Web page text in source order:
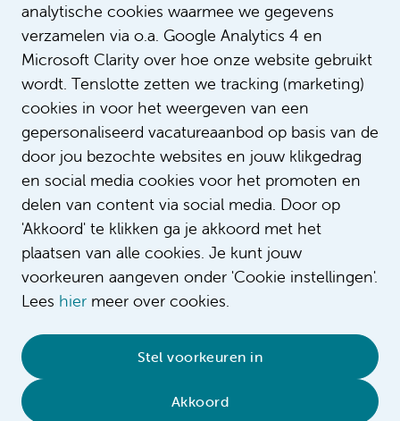
analytische cookies waarmee we gegevens
verzamelen via o.a. Google Analytics 4 en
Microsoft Clarity over hoe onze website gebruikt
wordt. Tenslotte zetten we tracking (marketing)
cookies in voor het weergeven van een
gepersonaliseerd vacatureaanbod op basis van de
door jou bezochte websites en jouw klikgedrag
en social media cookies voor het promoten en
delen van content via social media. Door op
'Akkoord' te klikken ga je akkoord met het
plaatsen van alle cookies. Je kunt jouw
voorkeuren aangeven onder 'Cookie instellingen'.
Lees hier meer over cookies.
Stel voorkeuren in
Akkoord
LinkTarget
_self
De impact van het
medewerkers.
Cookieverklaring • Sitemap